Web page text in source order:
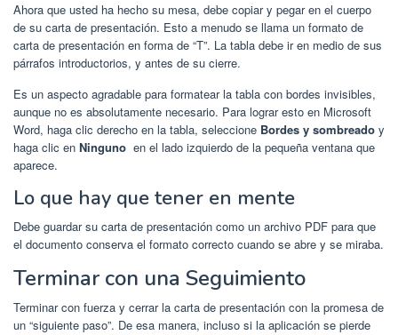
Ahora que usted ha hecho su mesa, debe copiar y pegar en el cuerpo
de su carta de presentación. Esto a menudo se llama un formato de
carta de presentación en forma de “T”. La tabla debe ir en medio de sus
párrafos introductorios, y antes de su cierre.
Es un aspecto agradable para formatear la tabla con bordes invisibles,
aunque no es absolutamente necesario. Para lograr esto en Microsoft
Word, haga clic derecho en la tabla, seleccione Bordes y sombreado y
haga clic en Ninguno en el lado izquierdo de la pequeña ventana que
aparece.
Lo que hay que tener en mente
Debe guardar su carta de presentación como un archivo PDF para que
el documento conserva el formato correcto cuando se abre y se miraba.
Terminar con una Seguimiento
Terminar con fuerza y ​​cerrar la carta de presentación con la promesa de
un “siguiente paso”. De esa manera, incluso si la aplicación se pierde